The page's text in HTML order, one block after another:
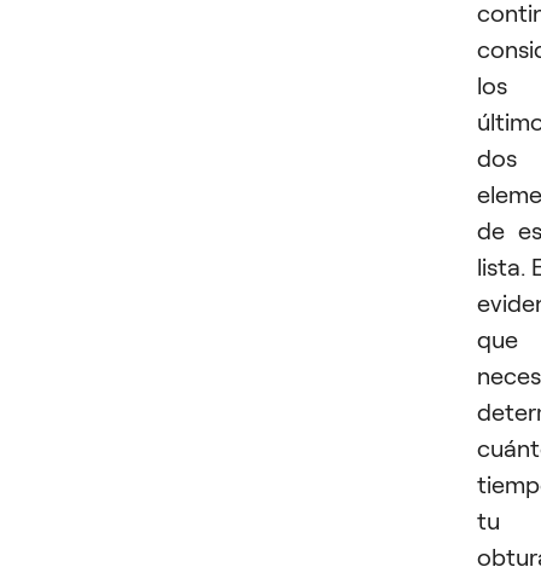
los
dos
de
lista.
que
tu